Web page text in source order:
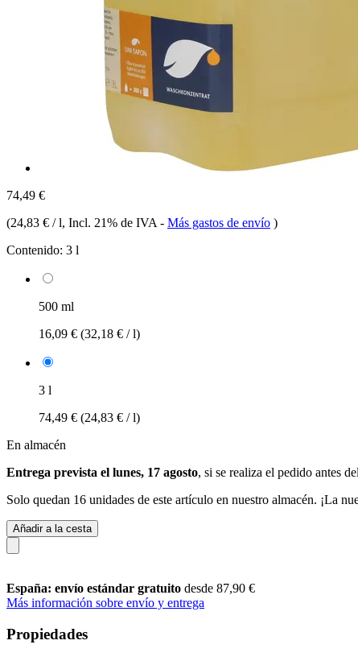
74,49 €
(24,83 € / l, Incl. 21% de IVA - Más gastos de envío )
Contenido: 3 l
500 ml
16,09 € (32,18 € / l)
3 l
74,49 € (24,83 € / l)
En almacén
Entrega prevista el lunes, 17 agosto, si se realiza el pedido antes del
Solo quedan 16 unidades de este artículo en nuestro almacén. ¡La
Añadir a la cesta
España: envío estándar gratuito desde 87,90 €
Más información sobre envío y entrega
Propiedades